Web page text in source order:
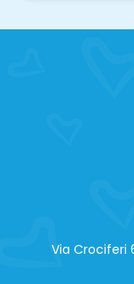
Via Crociferi